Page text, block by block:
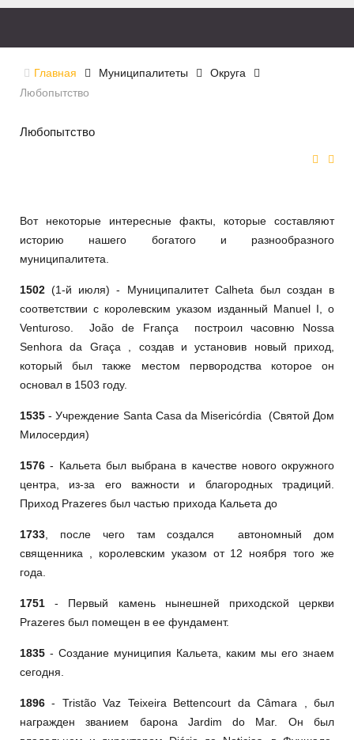
Главная Муниципалитеты
Округа
Любопытство
Любопытство
Вот некоторые интересные факты, которые составляют
историю нашего богатого и разнообразного
муниципалитета.
1502 (1-й июля) - Муниципалитет Calheta был создан в
соответствии с королевским указом изданный Manuel I, o
Venturoso. João de França построил часовню Nossa
Senhora da Graça , создав и установив новый приход,
который был также местом первородства которое он
основал в 1503 году.
1535 - Учреждение Santa Casa da Misericórdia (Святой Дом
Милосердия)
1576 - Кальета был выбрана в качестве нового окружного
центра, из-за его важности и благородных традиций.
Приход Prazeres был частью прихода Кальета до
1733 , после чего там создался автономный дом
священника , королевским указом от 12 ноября того же
года.
1751 - Первый камень нынешней приходской церкви
Prazeres был помещен в ее фундамент.
1835 - Создание муниципия Кальета, каким мы его знаем
сегодня.
1896 - Tristão Vaz Teixeira Bettencourt da Câmara , был
награжден званием барона Jardim do Mar. Он был